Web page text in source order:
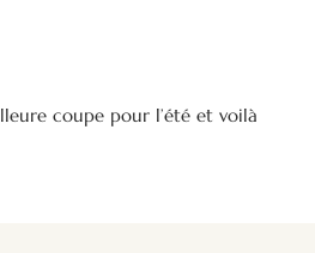
coupe pour l’été et voilà